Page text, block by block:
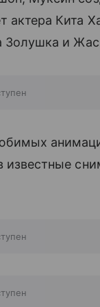
актера Кита
Золушка и
известные